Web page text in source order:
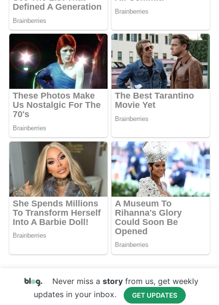
Never miss a story from us, get weekly
updates in your inbox.
GET UPDATES
Copyright © 2017 Your Website Name